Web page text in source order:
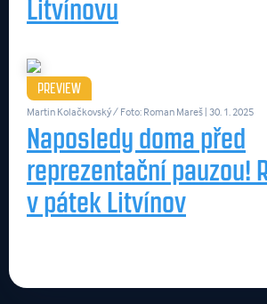
Litvínovu
PREVIEW
Martin Kolačkovský / Foto: Roman Mareš | 30. 1. 2025
Naposledy doma před
reprezentační pauzou!
v pátek Litvínov